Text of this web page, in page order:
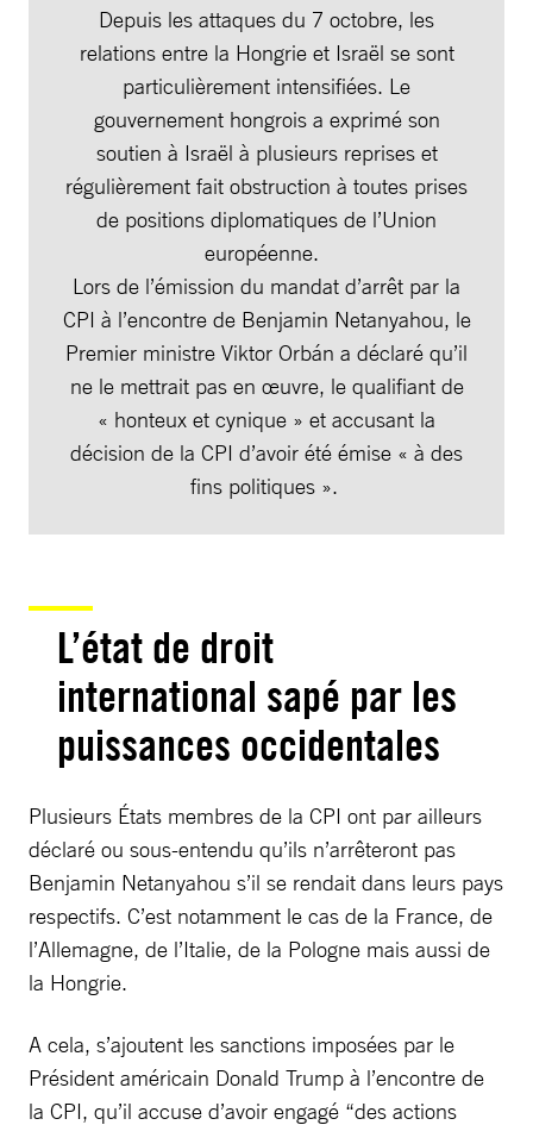
Depuis les attaques du 7 octobre, les
relations entre la Hongrie et Israël se sont
particulièrement intensifiées. Le
gouvernement hongrois a exprimé son
soutien à Israël à plusieurs reprises et
régulièrement fait obstruction à toutes prises
de positions diplomatiques de l’Union
européenne.
Lors de l’émission du mandat d’arrêt par la
CPI à l’encontre de Benjamin Netanyahou, le
Premier ministre Viktor Orbán a déclaré qu’il
ne le mettrait pas en œuvre, le qualifiant de
« honteux et cynique » et accusant la
décision de la CPI d’avoir été émise « à des
fins politiques ».
L’état de droit
international sapé par les
puissances occidentales
Plusieurs États membres de la CPI ont par ailleurs
déclaré ou sous-entendu qu’ils n’arrêteront pas
Benjamin Netanyahou s’il se rendait dans leurs pays
respectifs. C’est notamment le cas de la France, de
l’Allemagne, de l’Italie, de la Pologne mais aussi de
la Hongrie.
A cela, s’ajoutent les sanctions imposées par le
Président américain Donald Trump à l’encontre de
la CPI, qu’il accuse d’avoir engagé “des actions